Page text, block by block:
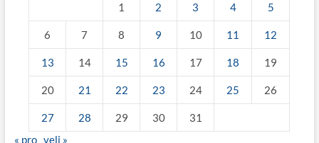
1 2 3 4 5
6 7 8 9 10 11 12
13 14 15 16 17 18 19
20 21 22 23 24 25 26
27 28 29 30
31
« pro velj »